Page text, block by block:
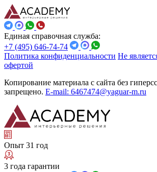
Единая справочная служба:
+7 (495) 646-74-74
Политика конфиденциальности Не
офертой
Копирование материала с сайта без
запрещено. E-mail: 6467474@yaguar-m.ru
Опыт 31 год
3 года гарантии